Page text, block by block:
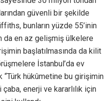
güvenli bir şekilde
bunların yüzde 55’inin
da en az gelişmiş ülkelere
başlatılmasında da kilit
İstanbul’da ev
“Türk hükûmetine bu girişimin
enerji ve kararlılık için